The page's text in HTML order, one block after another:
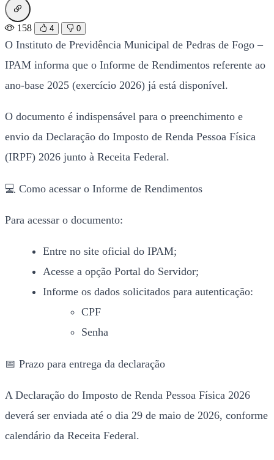
158 4 0
O Instituto de Previdência Municipal de Pedras de Fogo –
IPAM informa que o Informe de Rendimentos referente ao
ano-base 2025 (exercício 2026) já está disponível.
O documento é indispensável para o preenchimento e
envio da Declaração do Imposto de Renda Pessoa Física
(IRPF) 2026 junto à Receita Federal.
💻 Como acessar o Informe de Rendimentos
Para acessar o documento:
Entre no site oficial do IPAM;
Acesse a opção Portal do Servidor;
Informe os dados solicitados para autenticação:
CPF
Senha
📅 Prazo para entrega da declaração
A Declaração do Imposto de Renda Pessoa Física 2026
deverá ser enviada até o dia 29 de maio de 2026, conforme
calendário da Receita Federal.